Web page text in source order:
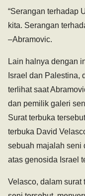
“Serangan terhadap
kita. Serangan
–Abramovic.
Lain halnya dengan
Israel dan Palestina,
terlihat saat
dan pemilik galeri
Surat terbuka
terbuka David
sebuah majalah seni
atas genosida Israel
Velasco, dalam surat